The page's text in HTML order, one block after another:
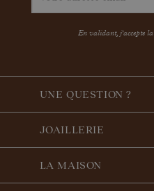
En validant, j'accepte la
UNE QUESTION ?
JOAILLERIE
LA MAISON